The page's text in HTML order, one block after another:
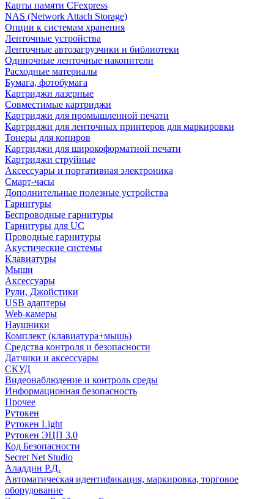
Карты памяти CFexpress
NAS (Network Attach Storage)
Опции к системам хранения
Ленточные устройства
Ленточные автозагрузчики и библиотеки
Одиночные ленточные накопители
Расходные материалы
Бумага, фотобумага
Картриджи лазерные
Совместимые картриджи
Картриджи для промышленной печати
Картриджи для ленточных принтеров для маркировки
Тонеры для копиров
Картриджи для широкоформатной печати
Картриджи струйные
Аксессуары и портативная электроника
Смарт-часы
Дополнительные полезные устройства
Гарнитуры
Беспроводные гарнитуры
Гарнитуры для UC
Проводные гарнитуры
Акустические системы
Клавиатуры
Мыши
Аксессуары
Рули, Джойстики
USB адаптеры
Web-камеры
Наушники
Комплект (клавиатура+мышь)
Средства контроля и безопасности
Датчики и аксессуары
СКУД
Видеонаблюдение и контроль среды
Информационная безопасность
Прочее
Рутокен
Рутокен Light
Рутокен ЭЦП 3.0
Код Безопасности
Secret Net Studio
Аладдин Р.Д.
Автоматическая идентификация, маркировка, торговое
оборудование